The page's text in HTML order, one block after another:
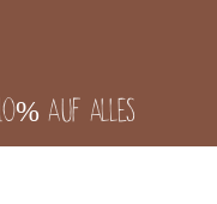
auf alles